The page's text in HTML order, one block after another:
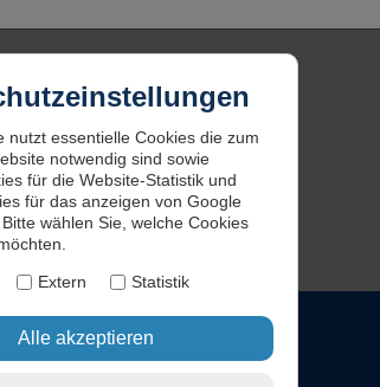
Unternehmen
NSH TECHNOLOGY GmbH
nutzt essentielle Cookies die zum
notwendig sind sowie
für die Website-Statistik und
für das anzeigen von Google
wählen Sie, welche Cookies
Extern Statistik